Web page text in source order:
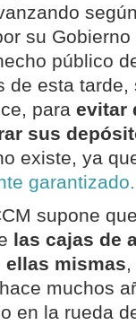
su
público
de esta
para evitar
sus
existe, ya
garantizado.
supone
las cajas de
mismas
muchos
en la rueda